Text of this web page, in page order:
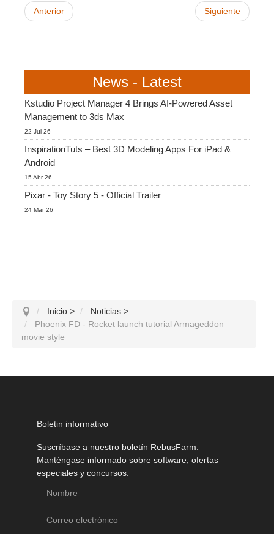
Anterior Siguiente
News - Latest
Kstudio Project Manager 4 Brings AI-Powered Asset
Management to 3ds Max
22 Jul 26
InspirationTuts – Best 3D Modeling Apps For iPad &
Android
15 Abr 26
Pixar - Toy Story 5 - Official Trailer
24 Mar 26
Inicio > Noticias >
Phoenix FD - Rocket launch tutorial Armageddon
movie style
Boletin informativo
Suscríbase a nuestro boletín RebusFarm.
Manténgase informado sobre software, ofertas
especiales y concursos.